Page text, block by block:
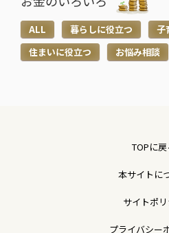
ALL 暮らしに役立つ
子
住まいに役立つ
お悩み相談
TOPに戻
本サイトに
サイトポ
プライバシー